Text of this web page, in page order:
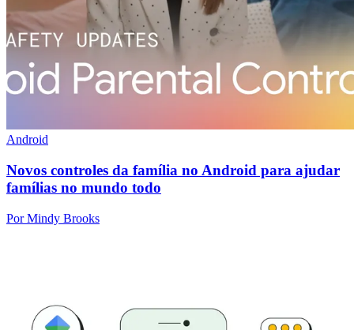
Android
Novos controles da família no Android para ajudar
famílias no mundo todo
Por Mindy Brooks